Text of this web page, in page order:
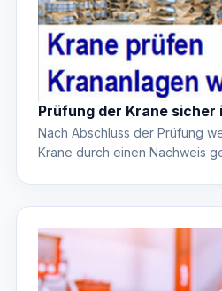
Prüfung der Krane sicher
Nach Abschluss der Prüfung
Krane durch einen Nachweis